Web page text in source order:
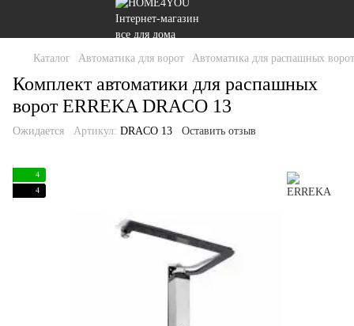
Каталог Автоматика для ворот Автоматика для распашных ворот
Комплект автоматики для распашных
ворот ERREKA DRACO 13
Ожидается Артикул: DRACO 13 Оставить отзыв
4
4